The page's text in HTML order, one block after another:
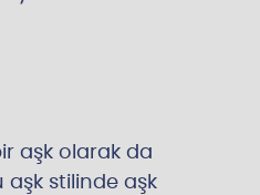
aşk olarak da
aşk stilinde aşk